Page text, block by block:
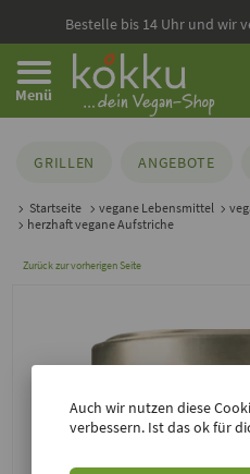
Bestelle bis 14 Uhr und wir
Menü
GRILLEN ANGEBOTE
Startseite vegane Lebensmittel
herzhaft vegane Aufstriche
Zurück zur vorherigen Seite
Auch wir nutzen diese
verbessern. Ist das ok für